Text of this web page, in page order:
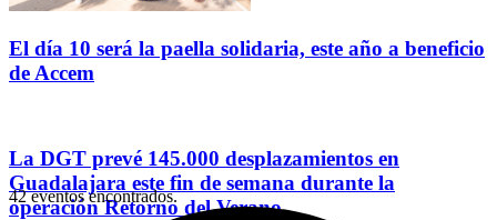
El día 10 será la paella solidaria, este año a beneficio
de Accem
La DGT prevé 145.000 desplazamientos en
Guadalajara este fin de semana durante la
operación Retorno del Verano
42 eventos encontrados.